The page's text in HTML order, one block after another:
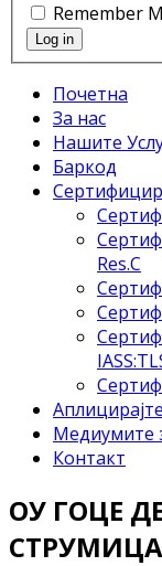
Remember
Почетна
За нас
Нашите
Баркод
Res.C
Медиумите
Контакт
ОУ ГОЦЕ
СТРУМИЦА